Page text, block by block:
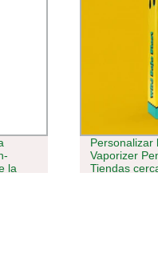
la
Personalizar
Vaporizer
Tiendas